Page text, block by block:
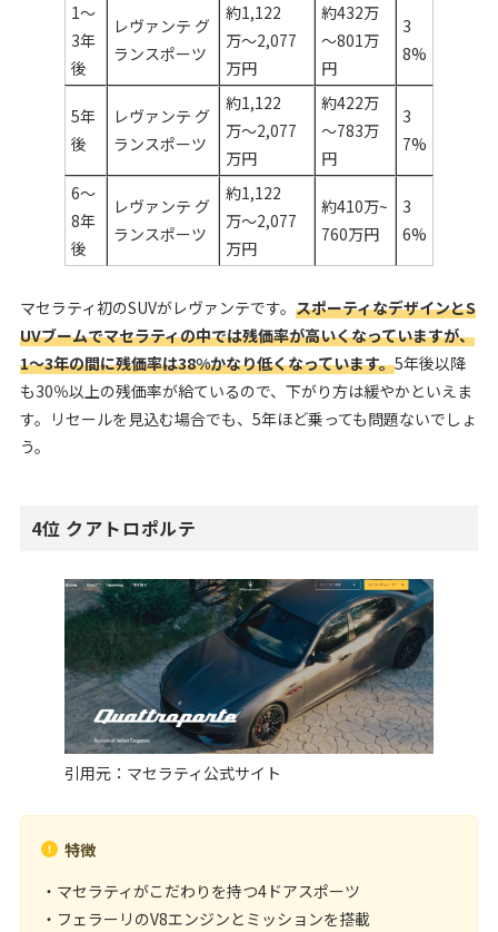
1～
3年
後
レヴァンテ グ
ランスポーツ
約1,122
万〜2,077
万円
約432万
～801万
円
3
8%
5年
後
レヴァンテ グ
ランスポーツ
約1,122
万〜2,077
万円
約422万
～783万
円
3
7%
6～
8年
後
レヴァンテ グ
ランスポーツ
約1,122
万〜2,077
万円
約410万~
760万円
3
6%
マセラティ初のSUVがレヴァンテです。 スポーティなデザインとS
UVブームでマセラティの中では残価率が高いくなっていますが、
1～3年の間に残価率は38%かなり低くなっています。5年後以降
も30％以上の残価率が給ているので、下がり方は緩やかといえま
す。リセールを見込む場合でも、5年ほど乗っても問題ないでしょ
う。
4位 クアトロポルテ
引用元： マセラティ公式サイト
特徴
・マセラティがこだわりを持つ4ドアスポーツ
・フェラーリのV8エンジンとミッションを搭載